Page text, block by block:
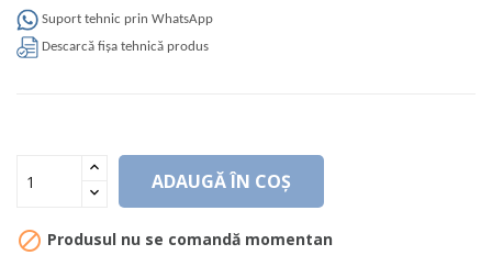
Suport tehnic prin WhatsApp
Descarcă fișa tehnică produs
ADAUGĂ ÎN COȘ
 Produsul nu se comandă momentan